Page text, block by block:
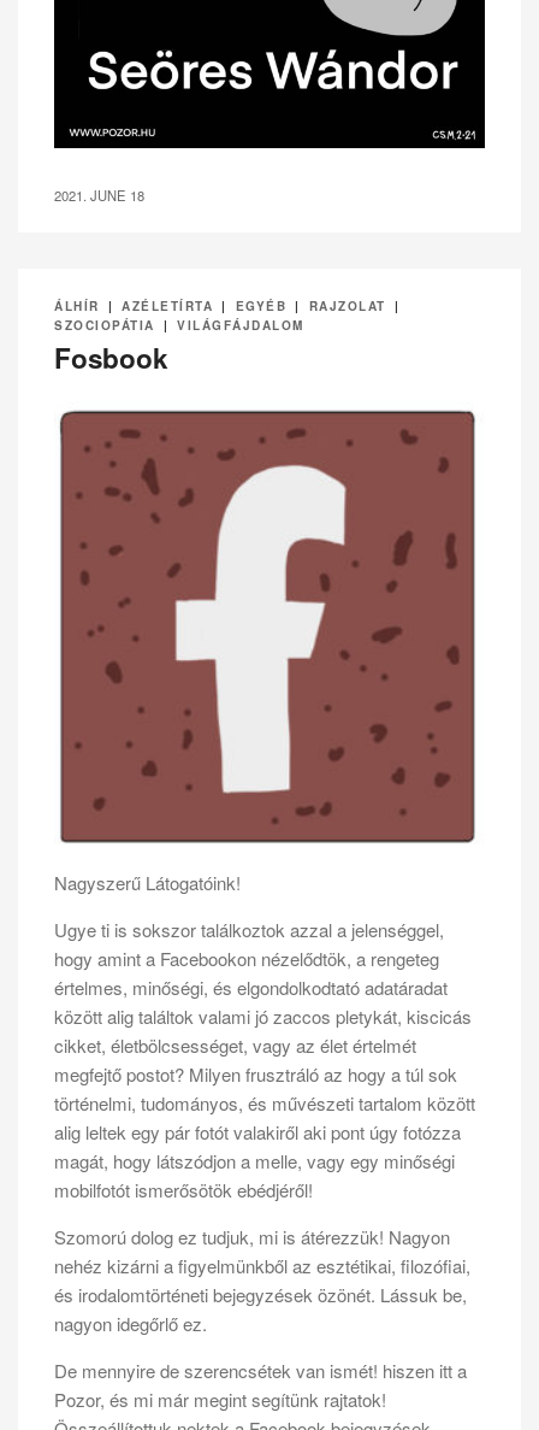
2021. JUNE 18
ÁLHÍR | AZÉLETÍRTA | EGYÉB | RAJZOLAT
|
SZOCIOPÁTIA
| VILÁGFÁJDALOM
Fosbook
Nagyszerű Látogatóink!
Ugye ti is sokszor találkoztok azzal a jelenséggel,
hogy amint a Facebookon nézelődtök, a rengeteg
értelmes, minőségi, és elgondolkodtató adatáradat
között alig találtok valami jó zaccos pletykát, kiscicás
cikket, életbölcsességet, vagy az élet értelmét
megfejtő postot? Milyen frusztráló az hogy a túl sok
történelmi, tudományos, és művészeti tartalom között
alig leltek egy pár fotót valakiről aki pont úgy fotózza
magát, hogy látszódjon a melle, vagy egy minőségi
mobilfotót ismerősötök ebédjéről!
Szomorú dolog ez tudjuk, mi is átérezzük! Nagyon
nehéz kizárni a figyelmünkből az esztétikai, filozófiai,
és irodalomtörténeti bejegyzések özönét. Lássuk be,
nagyon idegőrlő ez.
De mennyire de szerencsétek van ismét! hiszen itt a
Pozor, és mi már megint segítünk rajtatok!